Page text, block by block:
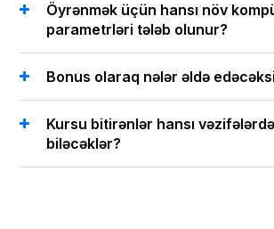
Öyrənmək üçün hansı növ
parametrləri tələb olunur?
Bonus olaraq nələr əldə
Kursu bitirənlər hansı
biləcəklər?